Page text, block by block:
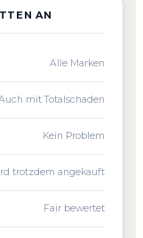
AN
Alle Marken
mit Totalschaden
Kein Problem
trotzdem angekauft
Fair bewertet